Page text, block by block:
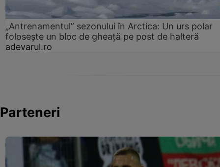
„Antrenamentul” sezonului în Arctica: Un urs polar
folosește un bloc de gheață pe post de halteră
adevarul.ro
Parteneri